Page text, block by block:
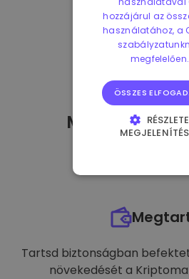
Mit tehetek
Tartsd biztonságban
növekedését a
hozzájárul az
használatához, a
megfelelően.
ÖSSZES
CÉLZÁS
FUNKCIONALITÁS